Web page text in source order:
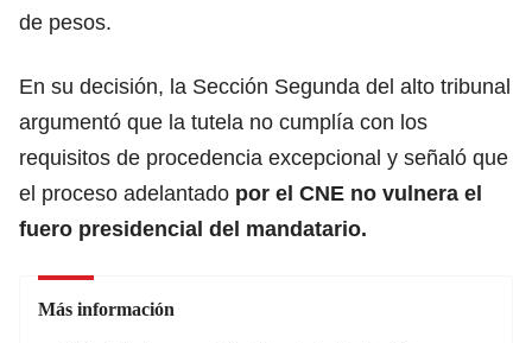
de pesos.
En su decisión, la Sección Segunda del alto tribunal
argumentó que la tutela no cumplía con los
requisitos de procedencia excepcional y señaló que
el proceso adelantado por el CNE no vulnera el
fuero presidencial del mandatario.
Más información